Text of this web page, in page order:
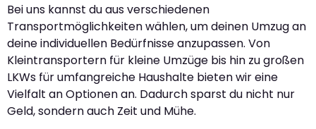
Bei uns kannst du aus verschiedenen
Transportmöglichkeiten wählen, um deinen Umzug an
deine individuellen Bedürfnisse anzupassen. Von
Kleintransportern für kleine Umzüge bis hin zu großen
LKWs für umfangreiche Haushalte bieten wir eine
Vielfalt an Optionen an. Dadurch sparst du nicht nur
Geld, sondern auch Zeit und Mühe.